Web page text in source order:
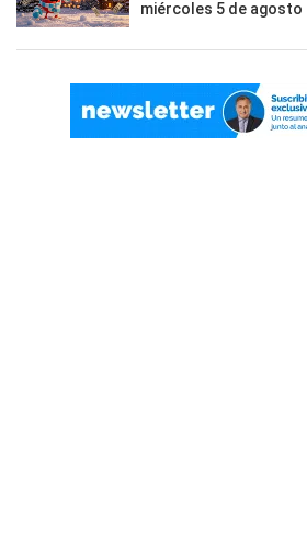
miércoles 5 de agosto